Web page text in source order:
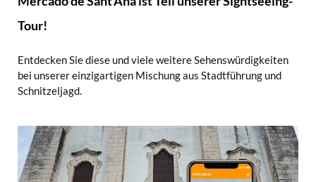
Tour!
Entdecken Sie diese und viele weitere Sehenswürdigkeiten
bei unserer einzigartigen Mischung aus Stadtführung und
Schnitzeljagd.